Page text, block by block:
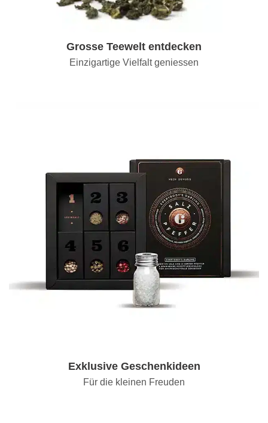
Grosse Teewelt entdecken
Einzigartige Vielfalt geniessen
Exklusive Geschenkideen
Für die kleinen Freuden